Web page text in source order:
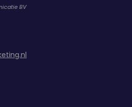
BV